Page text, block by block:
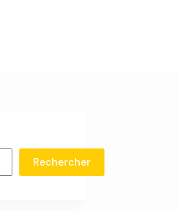
Rechercher